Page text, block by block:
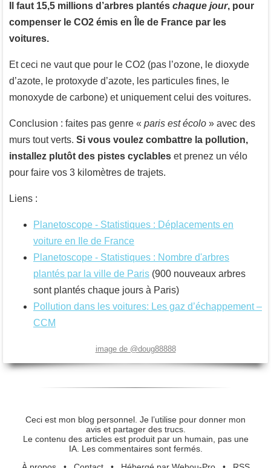
Il faut 15,5 millions d’arbres plantés chaque jour, pour
compenser le CO2 émis en Île de France par les
voitures.
Et ceci ne vaut que pour le CO2 (pas l’ozone, le dioxyde
d’azote, le protoxyde d’azote, les particules fines, le
monoxyde de carbone) et uniquement celui des voitures.
Conclusion : faites pas genre « paris est écolo » avec des
murs tout verts. Si vous voulez combattre la pollution,
installez plutôt des pistes cyclables et prenez un vélo
pour faire vos 3 kilomètres de trajets.
Liens :
Planetoscope - Statistiques : Déplacements en
voiture en Ile de France
Planetoscope - Statistiques : Nombre d'arbres
plantés par la ville de Paris (900 nouveaux arbres
sont plantés chaque jours à Paris)
Pollution dans les voitures: Les gaz d’échappement –
CCM
image de @doug88888
Ceci est mon blog personnel. Je l’utilise pour donner mon
avis et partager des trucs.
Le contenu des articles est produit par un humain, pas une
IA. Les commentaires sont fermés.